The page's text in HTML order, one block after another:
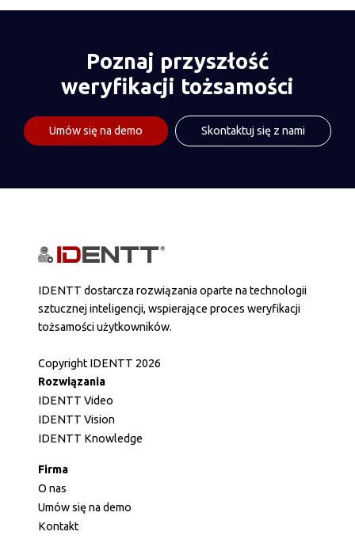
Poznaj przyszłość
weryfikacji tożsamości
Umów się na demo Skontaktuj się z nami
IDENTT dostarcza rozwiązania oparte na technologii
sztucznej inteligencji, wspierające proces weryfikacji
tożsamości użytkowników.
Copyright IDENTT 2026
Rozwiązania
IDENTT Video
IDENTT Vision
IDENTT Knowledge
Firma
O nas
Umów się na demo
Kontakt